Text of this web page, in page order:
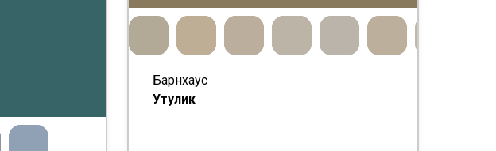
Барнхаус
Утулик